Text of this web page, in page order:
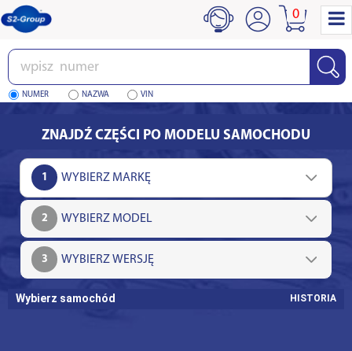
Wpisz
numer
NUMER NAZWA VIN
0
ZNAJDŹ CZĘŚCI PO MODELU SAMOCHODU
1
2
3
Wybierz samochód HISTORIA